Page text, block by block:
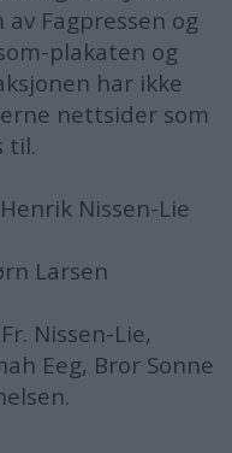
Fagpressen og
plakaten og
har ikke
nettsider som
til.
Nissen-Lie
Larsen
Nissen-Lie,
Eeg, Bror Sonne